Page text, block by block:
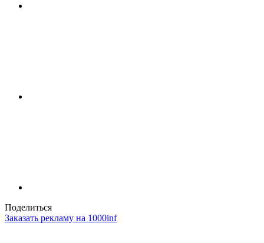
Поделиться
Заказать рекламу на 1000inf